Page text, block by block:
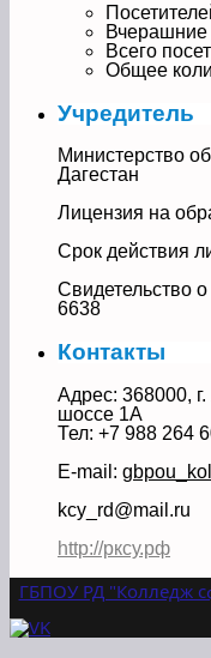
Вчерашние
Всего
Общее
Учредитель
Министерство
Дагестан
Лицензия на
Срок действия
Свидетельство
6638
Контакты
Адрес: 368000,
шоссе 1А
Тел: +7 988 264
E-mail:
kcy_rd@mail.ru
http://рксу.рф
ГБПОУ РД "Колледж